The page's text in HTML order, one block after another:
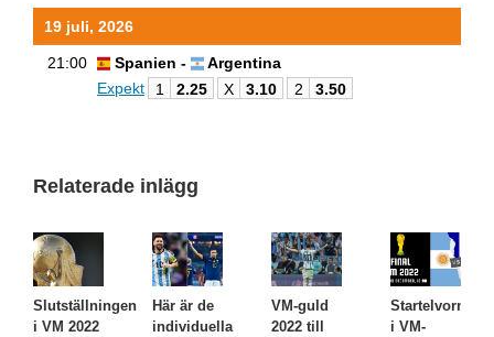
19 juli, 2026
21:00 Spanien -
Argentina
Expekt
1 2.25 X 3.10 2 3.50
Relaterade inlägg
Slutställningen
i VM 2022
Här är de
individuella
VM-guld
2022 till
Startelvorna
i VM-